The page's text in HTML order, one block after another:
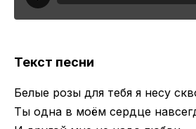
Текст песни
Белые розы для тебя я несу
Ты одна в моём сердце